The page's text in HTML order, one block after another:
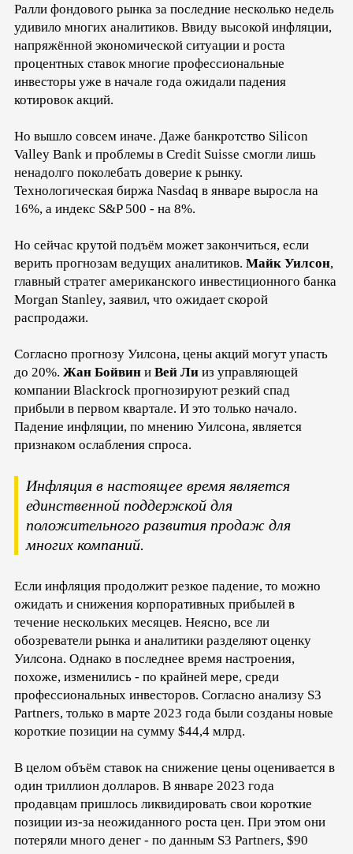
Ралли фондового рынка за последние несколько недель
удивило многих аналитиков. Ввиду высокой инфляции,
напряжённой экономической ситуации и роста
процентных ставок многие профессиональные
инвесторы уже в начале года ожидали падения
котировок акций.
Но вышло совсем иначе. Даже банкротство Silicon
Valley Bank и проблемы в Credit Suisse смогли лишь
ненадолго поколебать доверие к рынку.
Технологическая биржа Nasdaq в январе выросла на
16%, а индекс S&P 500 - на 8%.
Но сейчас крутой подъём может закончиться, если
верить прогнозам ведущих аналитиков. Майк Уилсон,
главный стратег американского инвестиционного банка
Morgan Stanley, заявил, что ожидает скорой
распродажи.
Согласно прогнозу Уилсона, цены акций могут упасть
до 20%. Жан Бойвин и Вей Ли из управляющей
компании Blackrock прогнозируют резкий спад
прибыли в первом квартале. И это только начало.
Падение инфляции, по мнению Уилсона, является
признаком ослабления спроса.
Инфляция в настоящее время является
единственной поддержкой для
положительного развития продаж для
многих компаний.
Если инфляция продолжит резкое падение, то можно
ожидать и снижения корпоративных прибылей в
течение нескольких месяцев. Неясно, все ли
обозреватели рынка и аналитики разделяют оценку
Уилсона. Однако в последнее время настроения,
похоже, изменились - по крайней мере, среди
профессиональных инвесторов. Согласно анализу S3
Partners, только в марте 2023 года были созданы новые
короткие позиции на сумму $44,4 млрд.
В целом объём ставок на снижение цены оценивается в
один триллион долларов. В январе 2023 года
продавцам пришлось ликвидировать свои короткие
позиции из-за неожиданного роста цен. При этом они
потеряли много денег - по данным S3 Partners, $90